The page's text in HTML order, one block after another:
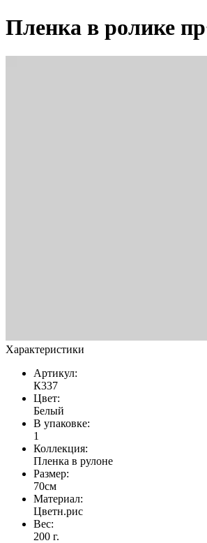
Пленка в ролике
Характеристики
Артикул:
К337
Цвет:
Белый
В упаковке:
1
Коллекция:
Пленка в рулоне
Размер:
70см
Материал:
Цветн.рис
Вес:
200 г.